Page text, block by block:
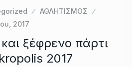
ΑΘΛΗΤΙΣΜΟΣ
2017
ξέφρενο πάρτι
2017